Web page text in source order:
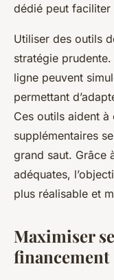
dédié peut faciliter
Utiliser des outils
stratégie
ligne peuvent
permettant
Ces outils aident à
supplémentaires
grand saut. Grâce
adéquates,
plus réalisable et
Maximiser
financement